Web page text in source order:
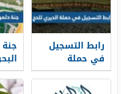
رابط التسجيل
في حملة
الديري للحج
1448